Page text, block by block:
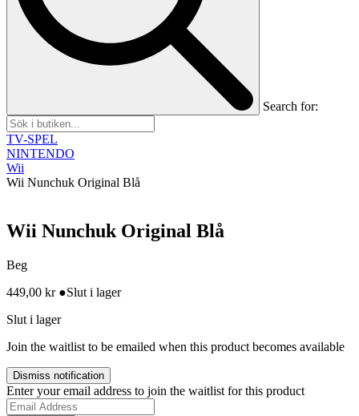
Search for:
TV-SPEL
NINTENDO
Wii
Wii Nunchuk Original Blå
Wii Nunchuk Original Blå
Beg
449,00 kr ●Slut i lager
Slut i lager
Join the waitlist to be emailed when this product becomes available
Dismiss notification
Enter your email address to join the waitlist for this product